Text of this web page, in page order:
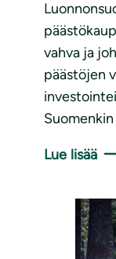
vahva ja
päästöjen
Lue lisää